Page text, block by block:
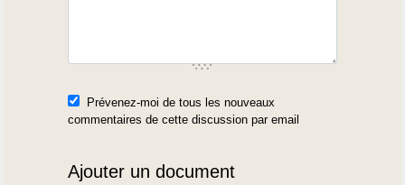
Prévenez-moi de tous les nouveaux
commentaires de cette discussion par email
Ajouter un document